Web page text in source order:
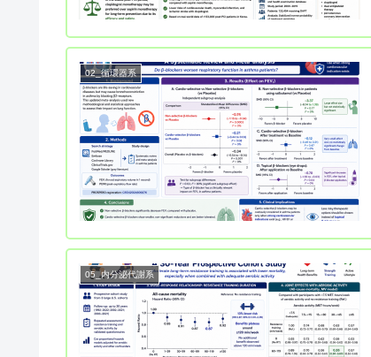
02_循環器系
05_内分泌代謝系